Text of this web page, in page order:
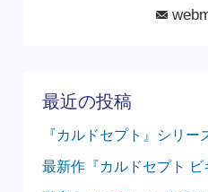
mail
最近の投稿
『カルドセプト』シリー
最新作『カルドセプト ビ